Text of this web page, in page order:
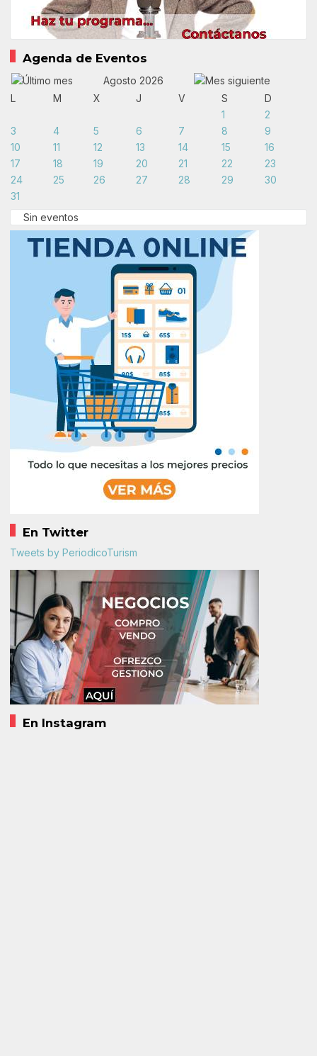
Agenda de Eventos
Agosto 2026
L
M X J V S
D
1
2
3
4 5 6 7 8
9
10
11 12 13 14 15
16
17
18 19 20 21 22
23
24
25 26 27 28 29
30
31
Sin eventos
En Twitter
Tweets by PeriodicoTurism
En Instagram